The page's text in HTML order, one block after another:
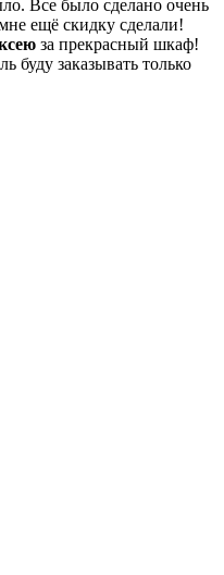
Все было сделано очень
ещё скидку сделали!
за прекрасный шкаф!
буду заказывать только